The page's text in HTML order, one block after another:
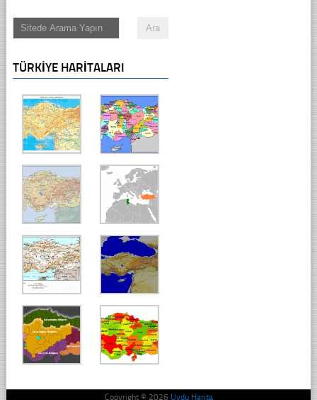
TÜRKIYE HARITALARI
Copyright © 2026 Uydu Harita